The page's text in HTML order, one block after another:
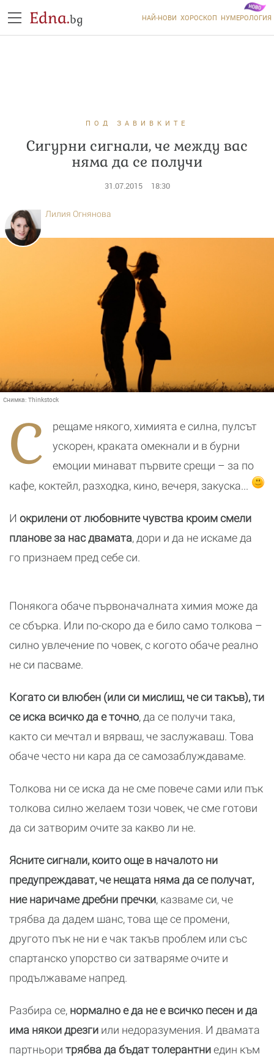
Edna.bg НАЙ-НОВИ ХОРОСКОП НУМЕРОЛОГИЯ
ПОД ЗАВИВКИТЕ
Сигурни сигнали, че между вас
няма да се получи
31.07.2015 18:30
Снимка: Thinkstock
Лилия Огнянова
С
рещаме някого, химията е силна, пулсът
ускорен, краката омекнали и в бурни
емоции минават първите срещи – за по
кафе, коктейл, разходка, кино, вечеря, закуска...
И окрилени от любовните чувства кроим смели
планове за нас двамата, дори и да не искаме да
го признаем пред себе си.
Понякога обаче първоначалната химия може да
се сбърка. Или по-скоро да е било само толкова –
силно увлечение по човек, с когото обаче реално
не си пасваме.
Когато си влюбен (или си мислиш, че си такъв), ти
се иска всичко да е точно, да се получи така,
както си мечтал и вярваш, че заслужаваш. Това
обаче често ни кара да се самозаблуждаваме.
Толкова ни се иска да не сме повече сами или пък
толкова силно желаем този човек, че сме готови
да си затворим очите за какво ли не.
Ясните сигнали, които още в началото ни
предупреждават, че нещата няма да се получат,
ние наричаме дребни пречки, казваме си, че
трябва да дадем шанс, това ще се промени,
другото пък не ни е чак такъв проблем или със
спартанско упорство си затваряме очите и
продължаваме напред.
Разбира се, нормално е да не е всичко песен и да
има някои дрезги или недоразумения. И двамата
партньори трябва да бъдат толерантниедин към